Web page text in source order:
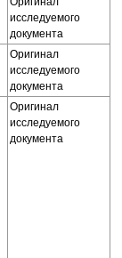
исследуемого
документа
Оригинал
исследуемого
документа
Оригинал
исследуемого
документа